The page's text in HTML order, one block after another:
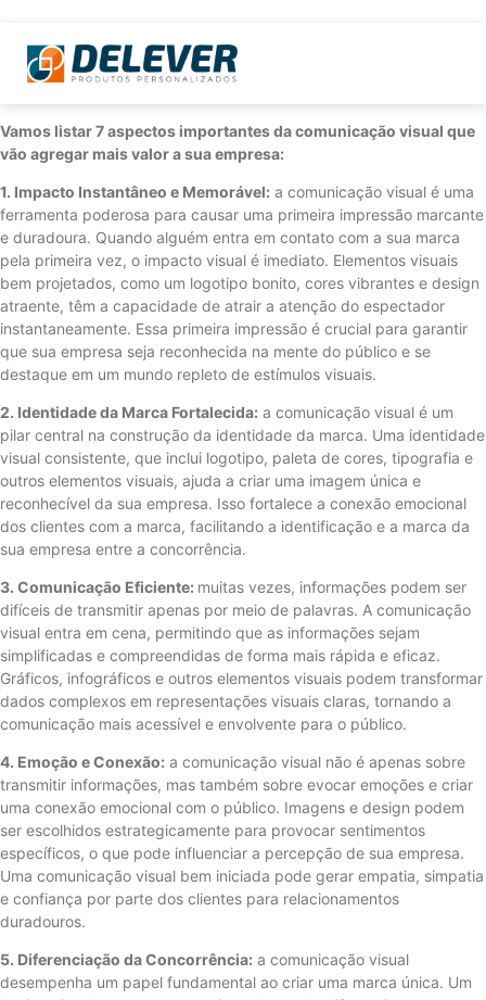
Vamos listar 7 aspectos importantes da comunicação visual que
vão agregar mais valor a sua empresa:
1. Impacto Instantâneo e Memorável: a comunicação visual é uma
ferramenta poderosa para causar uma primeira impressão marcante
e duradoura. Quando alguém entra em contato com a sua marca
pela primeira vez, o impacto visual é imediato. Elementos visuais
bem projetados, como um logotipo bonito, cores vibrantes e design
atraente, têm a capacidade de atrair a atenção do espectador
instantaneamente. Essa primeira impressão é crucial para garantir
que sua empresa seja reconhecida na mente do público e se
destaque em um mundo repleto de estímulos visuais.
2. Identidade da Marca Fortalecida: a comunicação visual é um
pilar central na construção da identidade da marca. Uma identidade
visual consistente, que inclui logotipo, paleta de cores, tipografia e
outros elementos visuais, ajuda a criar uma imagem única e
reconhecível da sua empresa. Isso fortalece a conexão emocional
dos clientes com a marca, facilitando a identificação e a marca da
sua empresa entre a concorrência.
3. Comunicação Eficiente: muitas vezes, informações podem ser
difíceis de transmitir apenas por meio de palavras. A comunicação
visual entra em cena, permitindo que as informações sejam
simplificadas e compreendidas de forma mais rápida e eficaz.
Gráficos, infográficos e outros elementos visuais podem transformar
dados complexos em representações visuais claras, tornando a
comunicação mais acessível e envolvente para o público.
4. Emoção e Conexão: a comunicação visual não é apenas sobre
transmitir informações, mas também sobre evocar emoções e criar
uma conexão emocional com o público. Imagens e design podem
ser escolhidos estrategicamente para provocar sentimentos
específicos, o que pode influenciar a percepção de sua empresa.
Uma comunicação visual bem iniciada pode gerar empatia, simpatia
e confiança por parte dos clientes para relacionamentos
duradouros.
5. Diferenciação da Concorrência: a comunicação visual
desempenha um papel fundamental ao criar uma marca única. Um